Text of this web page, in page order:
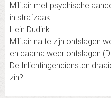
Militair met psychische
in strafzaak!
Hein Dudink
Militair na te zijn ontslagen
en daarna weer ontslagen
De Inlichtingendiensten
zin?